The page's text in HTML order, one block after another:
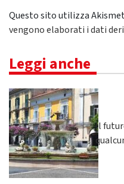
Questo sito utilizza
vengono elaborati i dati
Leggi anche
Il